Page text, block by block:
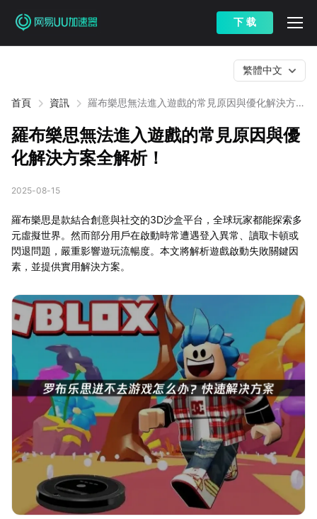
下 载
首頁 資訊
羅布樂思無法進入遊戲的常見原因與優化解決方案
繁體中文
羅布樂思無法進入遊戲的常見原因與優
化解決方案全解析！
2025-08-15
羅布樂思是款結合創意與社交的3D沙盒平台，全球玩家都能探索多
元虛擬世界。然而部分用戶在啟動時常遭遇登入異常、讀取卡頓或
閃退問題，嚴重影響遊玩流暢度。本文將解析遊戲啟動失敗關鍵因
素，並提供實用解決方案。